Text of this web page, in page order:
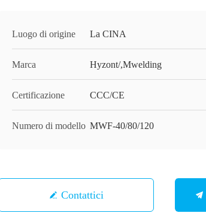
Luogo di origine La CINA
Marca Hyzont/,Mwelding
Certificazione CCC/CE
Numero di modello MWF-40/80/120
Contattici